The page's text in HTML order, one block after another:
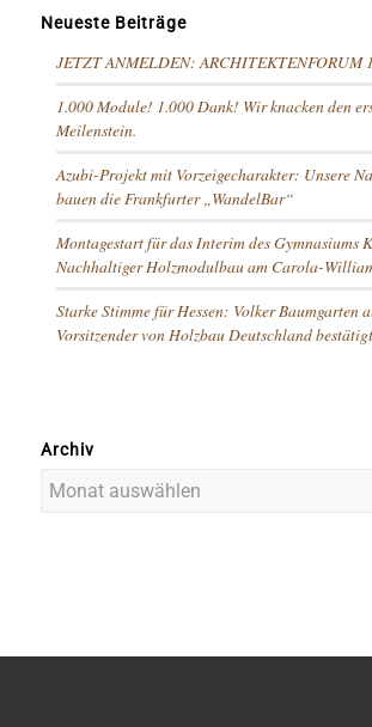
Neueste Beiträge
JETZT ANMELDEN: ARCHITEKTENFORUM
1.000 Module! 1.000 Dank! Wir knacken den
Meilenstein.
Azubi-Projekt mit Vorzeigecharakter: Unsere
bauen die Frankfurter „WandelBar“
Montagestart für das Interim des Gymnasiums
Nachhaltiger Holzmodulbau am Carola-
Starke Stimme für Hessen: Volker Baumgarten
Vorsitzender von Holzbau Deutschland bestätigt
Archiv